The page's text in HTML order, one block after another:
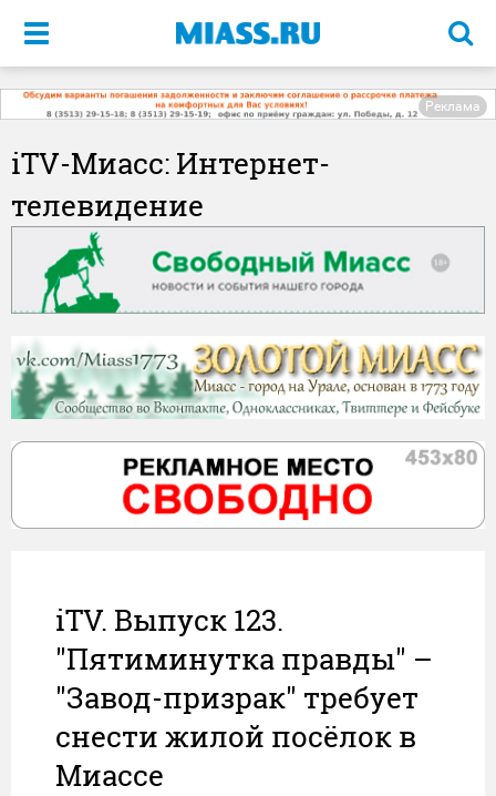
Меню
Реклама
iTV-Миасс: Интернет-
телевидение
iTV. Выпуск 123.
"Пятиминутка правды" –
"Завод-призрак" требует
снести жилой посёлок в
Миассе